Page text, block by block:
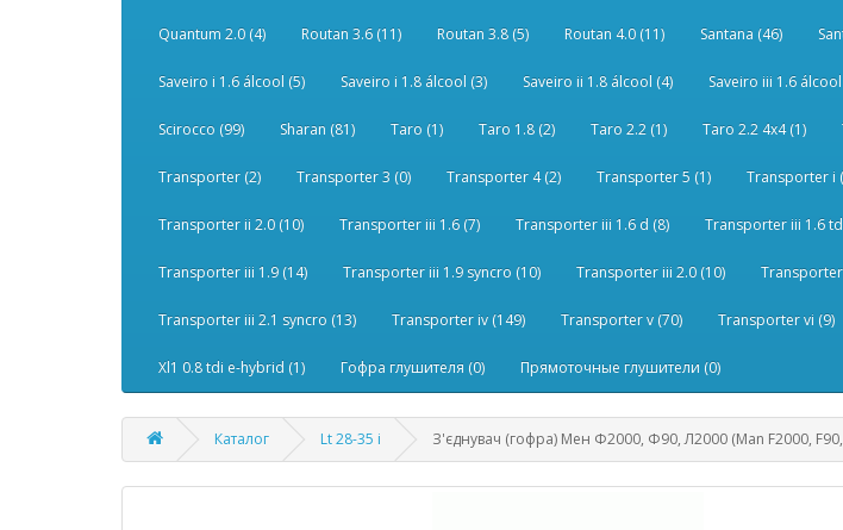
Quantum 2.0 (4) Routan 3.6 (11) Routan 3.8 (5) Routan 4.0 (11) Santana (46)
Saveiro i 1.6 álcool (5) Saveiro i 1.8 álcool (3) Saveiro ii 1.8 álcool (4) Saveiro iii 1.6
Scirocco (99) Sharan (81) Taro (1) Taro 1.8 (2) Taro 2.2 (1) Taro 2.2 4x4 (1)
Transporter (2) Transporter 3 (0) Transporter 4 (2) Transporter 5 (1) Transporter i
Transporter ii 2.0 (10) Transporter iii 1.6 (7) Transporter iii 1.6 d (8) Transporter iii 1.6
Transporter iii 1.9 (14) Transporter iii 1.9 syncro (10) Transporter iii 2.0 (10)
Transporter iii 2.1 syncro (13) Transporter iv (149) Transporter v (70) Transporter vi (9)
Xl1 0.8 tdi e-hybrid (1) Гофра глушителя (0) Прямоточные глушители (0)
Каталог Lt 28-35 i З'єднувач (гофра) Мен Ф2000, Ф90, Л2000 (Man F2000,